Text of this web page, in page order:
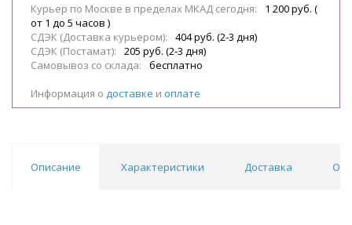
Курьер по Москве в пределах МКАД сегодня:
1 200 руб. (
от 1 до 5 часов )
СДЭК (Доставка курьером):
404 руб. (2-3 дня)
СДЭК (Постамат):
205 руб. (2-3 дня)
Самовывоз со склада:
бесплатно
Информация о доставке и оплате
Описание Характеристики Доставка